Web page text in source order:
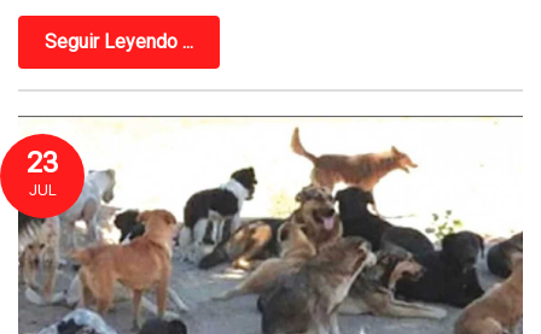
Seguir Leyendo ...
23
JUL